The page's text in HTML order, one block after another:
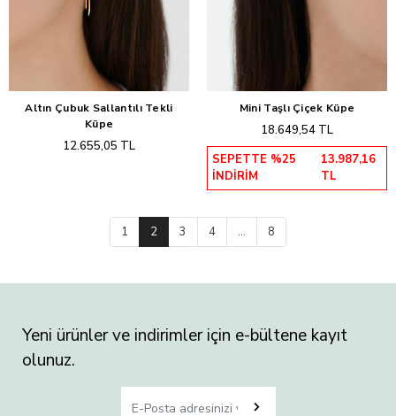
Sepete Ekle
Altın Çubuk Sallantılı Tekli
Küpe
12.655,05 TL
Sepete Ekle
Mini Taşlı Çiçek Küpe
18.649,54 TL
SEPETTE %25
İNDİRİM
13.987,16
TL
1 2 3 4 ... 8
Yeni ürünler ve indirimler için e-bültene kayıt
olunuz.